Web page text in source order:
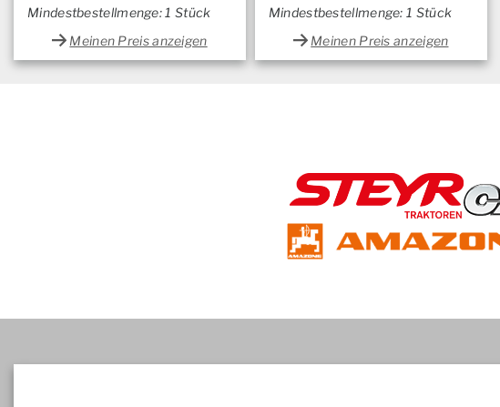
Mindestbestellmenge: 1 Stück
Meinen Preis anzeigen
Mindestbestellmenge: 1 Stück
Meinen Preis anzeigen